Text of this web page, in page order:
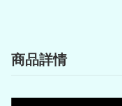
商品詳情